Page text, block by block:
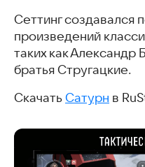
Сеттинг создавался
произведений
таких как
братья Стругацкие.
Скачать Сатурн в